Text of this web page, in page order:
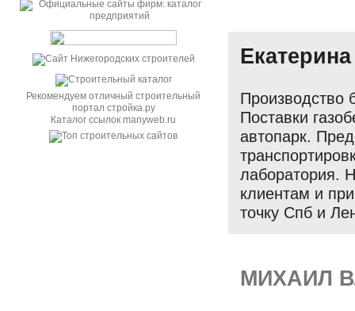
Екатерина
Производство
Поставки
автопарк.
лаборатория.
клиентам и
точку Спб и
МИХАИЛ
Рекомендуем отличный строительный
портал стройка.ру
Каталог ссылок manyweb.ru